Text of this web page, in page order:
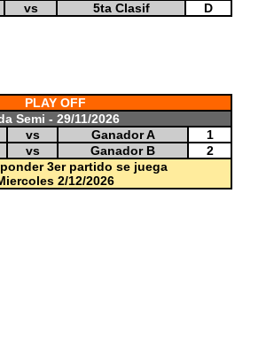
vs 5ta Clasif D
PLAY OFF
Semi - 29/11/2026
vs Ganador A
1
vs Ganador B
2
3er partido se juega
2/12/2026